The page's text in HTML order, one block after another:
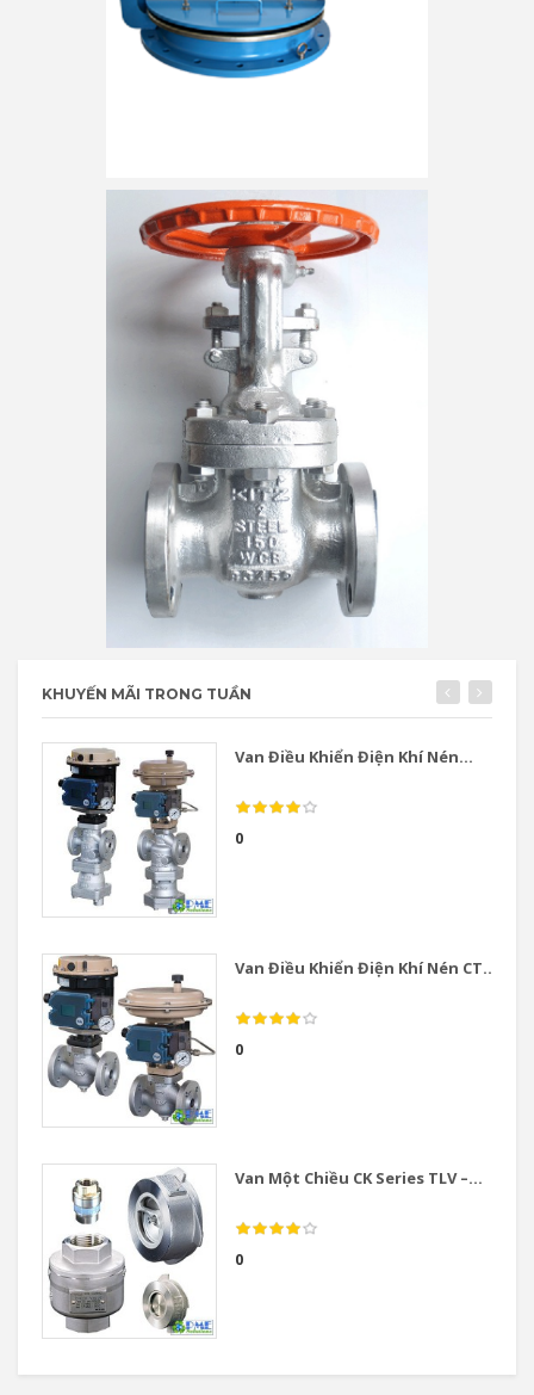
KHUYẾN MÃI TRONG TUẦN
Van Điều Khiển Điện Khí Nén...
0
Van Điều Khiển Điện Khí Nén CT...
0
Van Một Chiều CK Series TLV –...
0